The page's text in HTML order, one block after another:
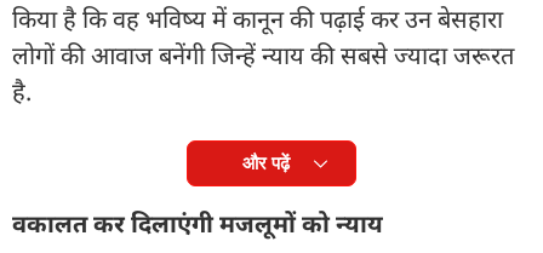
किया है कि वह भविष्य में कानून की पढ़ाई कर उन बेसहारा
लोगों की आवाज बनेंगी जिन्हें न्याय की सबसे ज्यादा जरूरत
है.
और पढ़ें
वकालत कर दिलाएंगी मजलूमों को न्याय